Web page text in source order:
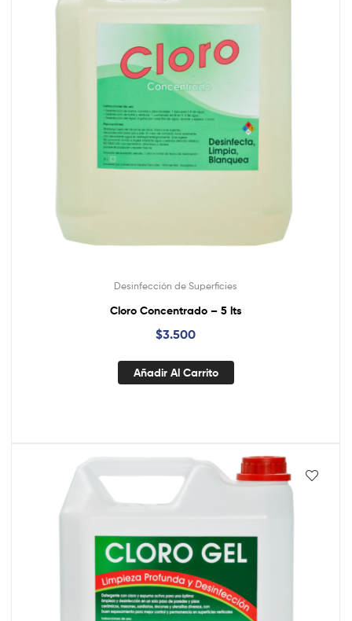
Desinfección de Superficies
Cloro Concentrado – 5 lts
$3.500
Añadir Al Carrito